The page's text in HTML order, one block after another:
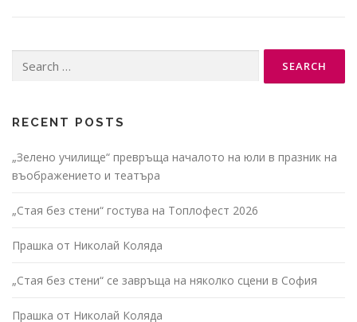
for:
RECENT POSTS
„Зелено училище“ превръща началото на юли в празник на
въображението и театъра
„Стая без стени“ гостува на Топлофест 2026
Прашка от Николай Коляда
„Стая без стени“ се завръща на няколко сцени в София
Прашка от Николай Коляда